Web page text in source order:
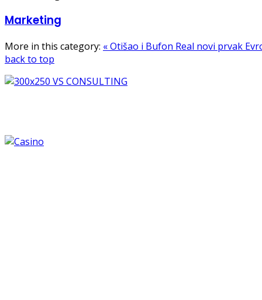
Marketing
More in this category: « Otišao i Bufon Real novi prvak
back to top